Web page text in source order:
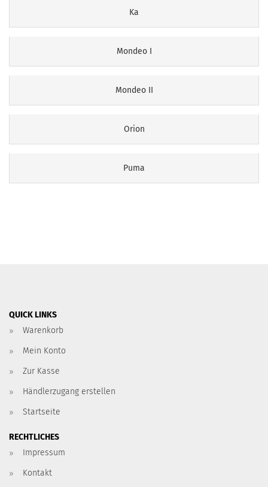
Ka
Mondeo I
Mondeo II
Orion
Puma
QUICK LINKS
Warenkorb
Mein Konto
Zur Kasse
Händlerzugang erstellen
Startseite
RECHTLICHES
Impressum
Kontakt